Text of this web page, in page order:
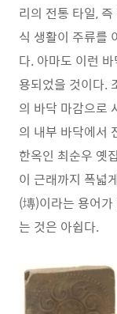
리의 전통 타일,
식 생활이 주류를
다. 아마도 이런
용되었을 것이다.
의 바닥 마감으로
의 내부 바닥에서
한옥인 최순우 옛
이 근래까지 폭넓
(塼)이라는 용어
는 것은 아쉽다.